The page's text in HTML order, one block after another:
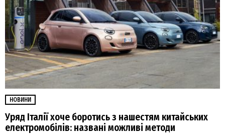
НОВИНИ
Уряд Італії хоче боротись з нашестям китайських
електромобілів: названі можливі методи